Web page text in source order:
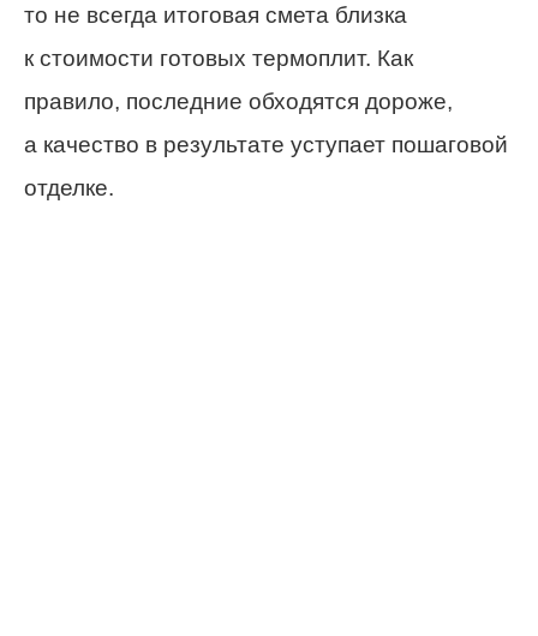
то не всегда итоговая смета близка
к стоимости готовых термоплит. Как
правило, последние обходятся дороже,
а качество в результате уступает пошаговой
отделке.